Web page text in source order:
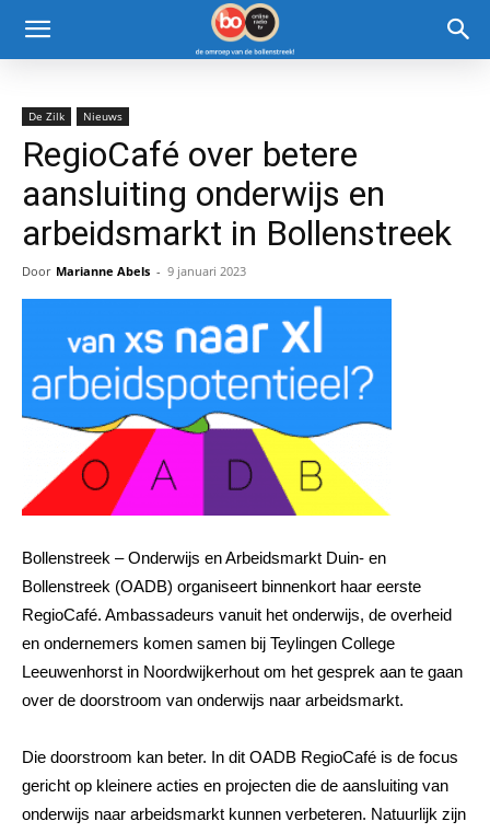
De Zilk Nieuws
RegioCafé over betere
aansluiting onderwijs en
arbeidsmarkt in Bollenstreek
Door Marianne Abels - 9 januari 2023
Bollenstreek – Onderwijs en Arbeidsmarkt Duin- en
Bollenstreek (OADB) organiseert binnenkort haar eerste
RegioCafé. Ambassadeurs vanuit het onderwijs, de overheid
en ondernemers komen samen bij Teylingen College
Leeuwenhorst in Noordwijkerhout om het gesprek aan te gaan
over de doorstroom van onderwijs naar arbeidsmarkt.
Die doorstroom kan beter. In dit OADB RegioCafé is de focus
gericht op kleinere acties en projecten die de aansluiting van
onderwijs naar arbeidsmarkt kunnen verbeteren. Natuurlijk zijn